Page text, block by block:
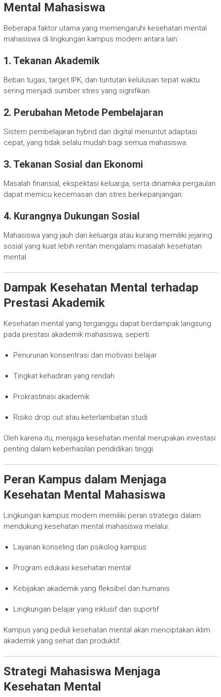
Mental Mahasiswa
Beberapa faktor utama yang memengaruhi kesehatan mental
mahasiswa di lingkungan kampus modern antara lain:
1. Tekanan Akademik
Beban tugas, target IPK, dan tuntutan kelulusan tepat waktu
sering menjadi sumber stres yang signifikan.
2. Perubahan Metode Pembelajaran
Sistem pembelajaran hybrid dan digital menuntut adaptasi
cepat, yang tidak selalu mudah bagi semua mahasiswa.
3. Tekanan Sosial dan Ekonomi
Masalah finansial, ekspektasi keluarga, serta dinamika pergaulan
dapat memicu kecemasan dan stres berkepanjangan.
4. Kurangnya Dukungan Sosial
Mahasiswa yang jauh dari keluarga atau kurang memiliki jejaring
sosial yang kuat lebih rentan mengalami masalah kesehatan
mental.
Dampak Kesehatan Mental terhadap
Prestasi Akademik
Kesehatan mental yang terganggu dapat berdampak langsung
pada prestasi akademik mahasiswa, seperti:
Penurunan konsentrasi dan motivasi belajar
Tingkat kehadiran yang rendah
Prokrastinasi akademik
Risiko drop out atau keterlambatan studi
Oleh karena itu, menjaga kesehatan mental merupakan investasi
penting dalam keberhasilan pendidikan tinggi.
Peran Kampus dalam Menjaga
Kesehatan Mental Mahasiswa
Lingkungan kampus modern memiliki peran strategis dalam
mendukung kesehatan mental mahasiswa melalui:
Layanan konseling dan psikolog kampus
Program edukasi kesehatan mental
Kebijakan akademik yang fleksibel dan humanis
Lingkungan belajar yang inklusif dan suportif
Kampus yang peduli kesehatan mental akan menciptakan iklim
akademik yang sehat dan produktif.
Strategi Mahasiswa Menjaga
Kesehatan Mental